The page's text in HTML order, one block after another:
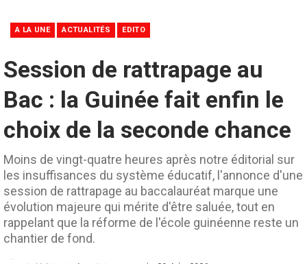
A LA UNE ACTUALITÉS EDITO
Session de rattrapage au
Bac : la Guinée fait enfin le
choix de la seconde chance
Moins de vingt-quatre heures après notre éditorial sur
les insuffisances du système éducatif, l'annonce d'une
session de rattrapage au baccalauréat marque une
évolution majeure qui mérite d'être saluée, tout en
rappelant que la réforme de l'école guinéenne reste un
chantier de fond.